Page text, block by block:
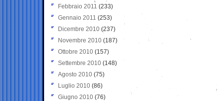
Febbraio 2011 (233)
Gennaio 2011 (253)
Dicembre 2010 (237)
Novembre 2010 (187)
Ottobre 2010 (157)
Settembre 2010 (148)
Agosto 2010 (75)
Luglio 2010 (86)
Giugno 2010 (76)